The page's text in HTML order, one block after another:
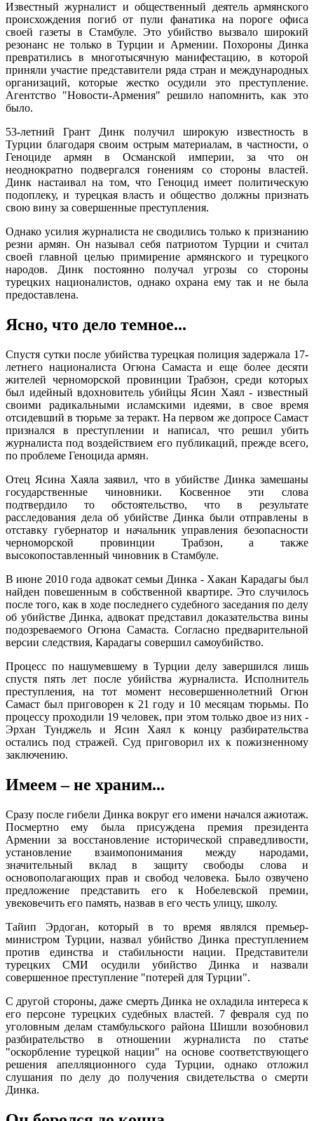
Известный журналист и общественный деятель армянского
происхождения погиб от пули фанатика на пороге офиса
своей газеты в Стамбуле. Это убийство вызвало широкий
резонанс не только в Турции и Армении. Похороны Динка
превратились в многотысячную манифестацию, в которой
приняли участие представители ряда стран и международных
организаций, которые жестко осудили это преступление.
Агентство "Новости-Армения" решило напомнить, как это
было.
53-летний Грант Динк получил широкую известность в
Турции благодаря своим острым материалам, в частности, о
Геноциде армян в Османской империи, за что он
неоднократно подвергался гонениям со стороны властей.
Динк настаивал на том, что Геноцид имеет политическую
подоплеку, и турецкая власть и общество должны признать
свою вину за совершенные преступления.
Однако усилия журналиста не сводились только к признанию
резни армян. Он называл себя патриотом Турции и считал
своей главной целью примирение армянского и турецкого
народов. Динк постоянно получал угрозы со стороны
турецких националистов, однако охрана ему так и не была
предоставлена.
Ясно, что дело темное...
Спустя сутки после убийства турецкая полиция задержала 17-
летнего националиста Огюна Самаста и еще более десяти
жителей черноморской провинции Трабзон, среди которых
был идейный вдохновитель убийцы Ясин Хаял - известный
своими радикальными исламскими идеями, в свое время
отсидевший в тюрьме за теракт. На первом же допросе Самаст
признался в преступлении и написал, что решил убить
журналиста под воздействием его публикаций, прежде всего,
по проблеме Геноцида армян.
Отец Ясина Хаяла заявил, что в убийстве Динка замешаны
государственные чиновники. Косвенное эти слова
подтвердило то обстоятельство, что в результате
расследования дела об убийстве Динка были отправлены в
отставку губернатор и начальник управления безопасности
черноморской провинции Трабзон, а также
высокопоставленный чиновник в Стамбуле.
В июне 2010 года адвокат семьи Динка - Хакан Карадагы был
найден повешенным в собственной квартире. Это случилось
после того, как в ходе последнего судебного заседания по делу
об убийстве Динка, адвокат представил доказательства вины
подозреваемого Огюна Самаста. Согласно предварительной
версии следствия, Карадагы совершил самоубийство.
Процесс по нашумевшему в Турции делу завершился лишь
спустя пять лет после убийства журналиста. Исполнитель
преступления, на тот момент несовершеннолетний Огюн
Самаст был приговорен к 21 году и 10 месяцам тюрьмы. По
процессу проходили 19 человек, при этом только двое из них -
Эрхан Тунджель и Ясин Хаял к концу разбирательства
остались под стражей. Суд приговорил их к пожизненному
заключению.
Имеем – не храним...
Сразу после гибели Динка вокруг его имени начался ажиотаж.
Посмертно ему была присуждена премия президента
Армении за восстановление исторической справедливости,
установление взаимопонимания между народами,
значительный вклад в защиту свободы слова и
основополагающих прав и свобод человека. Было озвучено
предложение представить его к Нобелевской премии,
увековечить его память, назвав в его честь улицу, школу.
Тайип Эрдоган, который в то время являлся премьер-
министром Турции, назвал убийство Динка преступлением
против единства и стабильности нации. Представители
турецких СМИ осудили убийство Динка и назвали
совершенное преступление "потерей для Турции".
С другой стороны, даже смерть Динка не охладила интереса к
его персоне турецких судебных властей. 7 февраля суд по
уголовным делам стамбульского района Шишли возобновил
разбирательство в отношении журналиста по статье
"оскорбление турецкой нации" на основе соответствующего
решения апелляционного суда Турции, однако отложил
слушания по делу до получения свидетельства о смерти
Динка.